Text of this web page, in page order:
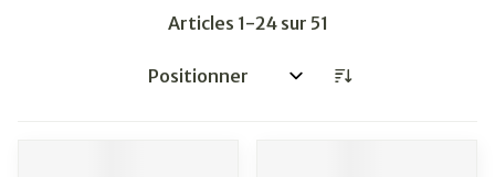
Articles 1-24sur 51
Trier par: